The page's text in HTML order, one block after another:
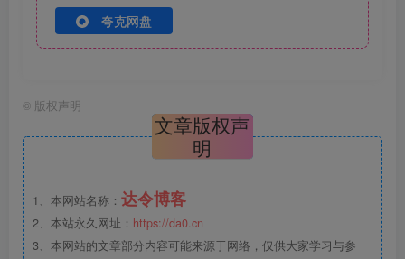
夸克网盘
© 版权声明
文章版权声
明
1、本网站名称： 达令博客
2、本站永久网址： https://da0.cn
3、本网站的文章部分内容可能来源于网络，仅供大家学习与参